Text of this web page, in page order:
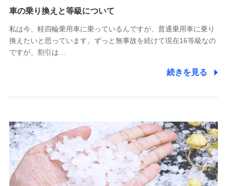
(https://www.tokiomarine-x.co.jp/)
(https://pshoken.co.jp/)
リトルファミリー少額短期保険株式会社
(https://www.littlefamily-ssi.com/)
郵便、電話、およびＥメール等により、当社と取引のあるも
た維持管理等の委託業務遂行のため、またそれらに付帯、関
連する当社および提携会社のサービスを案内、提供するため
（なお、当社は複数の保険会社と取引があり、取得した個人
情報を取引のある他の保険会社の商品・サービスをご提案す
るために利用させていただくことがあります。）
上記に係る連絡・手続き・管理等付帯業務を行うため
車の乗り換えと等級について
私は今、軽四輪乗用車に乗っているんですが、普通乗用車に乗り
換えたいと思っています。ずっと無事故を続けて現在16等級なの
ですが、割引は…
続きを見る